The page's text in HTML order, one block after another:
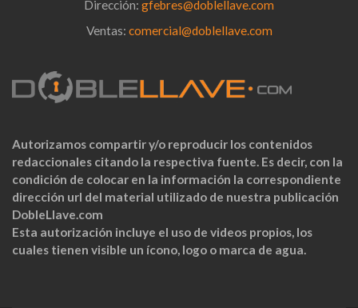
Dirección: gfebres@doblellave.com
Ventas: comercial@doblellave.com
Autorizamos compartir y/o reproducir los contenidos
redaccionales citando la respectiva fuente. Es decir, con la
condición de colocar en la información la correspondiente
dirección url del material utilizado de nuestra publicación
DobleLlave.com
Esta autorización incluye el uso de videos propios, los
cuales tienen visible un ícono, logo o marca de agua.